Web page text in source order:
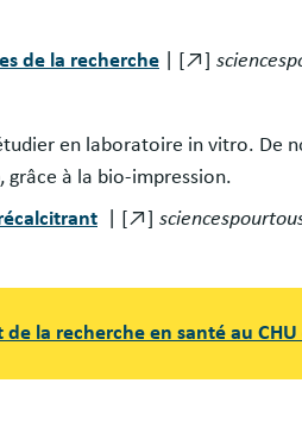
de la recherche | [↗]
en laboratoire in vitro. De
grâce à la bio-impression.
| [↗]
la recherche en santé au CHU